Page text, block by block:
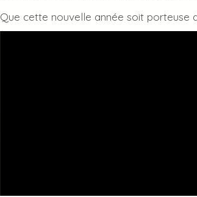
Que cette nouvelle année soit porteuse